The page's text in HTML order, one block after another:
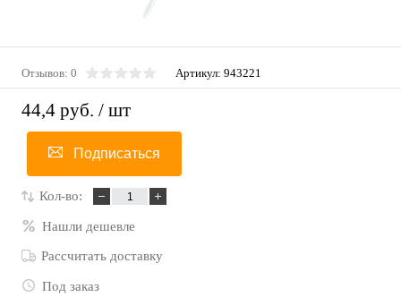
Отзывов: 0 Артикул: 943221
44,4 руб. / шт
Подписаться
Кол-во:
Нашли дешевле
Рассчитать доставку
Под заказ